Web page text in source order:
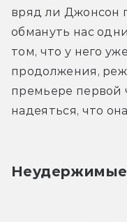
вряд ли Джонсон
обмануть нас
том, что у него
продолжения,
премьере первой
надеяться, что